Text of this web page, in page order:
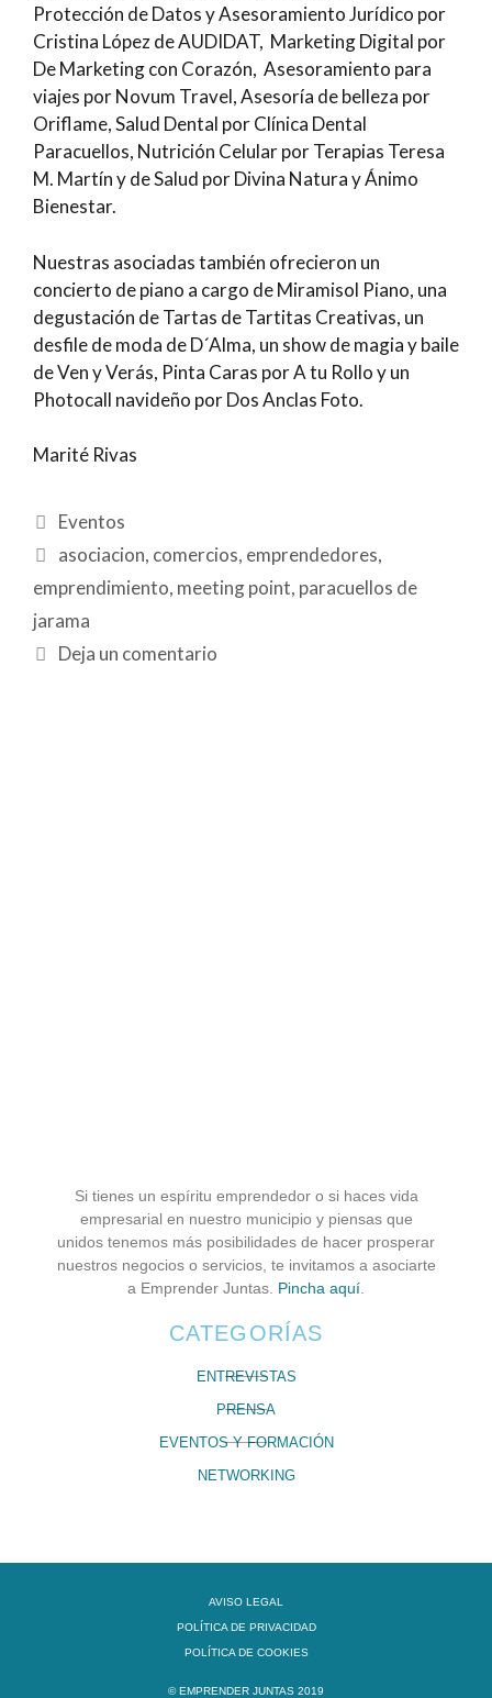
Protección de Datos y Asesoramiento Jurídico por
Cristina López de AUDIDAT, Marketing Digital por
De Marketing con Corazón, Asesoramiento para
viajes por Novum Travel, Asesoría de belleza por
Oriflame, Salud Dental por Clínica Dental
Paracuellos, Nutrición Celular por Terapias Teresa
M. Martín y de Salud por Divina Natura y Ánimo
Bienestar.
Nuestras asociadas también ofrecieron un
concierto de piano a cargo de Miramisol Piano, una
degustación de Tartas de Tartitas Creativas, un
desfile de moda de D´Alma, un show de magia y baile
de Ven y Verás, Pinta Caras por A tu Rollo y un
Photocall navideño por Dos Anclas Foto.
Marité Rivas
Eventos
asociacion, comercios, emprendedores,
emprendimiento, meeting point, paracuellos de
jarama
Deja un comentario
Si tienes un espíritu emprendedor o si haces vida
empresarial en nuestro municipio y piensas que
unidos tenemos más posibilidades de hacer prosperar
nuestros negocios o servicios, te invitamos a asociarte
a Emprender Juntas. Pincha aquí.
CATEGORÍAS
ENTREVISTAS
PRENSA
EVENTOS Y FORMACIÓN
NETWORKING
AVISO LEGAL
POLÍTICA DE PRIVACIDAD
POLÍTICA DE COOKIES
© EMPRENDER JUNTAS 2019